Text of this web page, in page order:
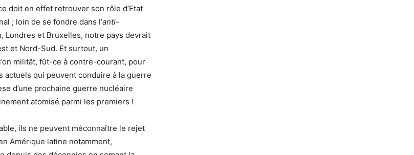
doit en effet retrouver son rôle d’Etat
; loin de se fondre dans l’anti-
Londres et Bruxelles, notre pays devrait
et Nord-Sud. Et surtout, un
militât, fût-ce à contre-courant, pour
actuels qui peuvent conduire à la guerre
d’une prochaine guerre nucléaire
atomisé parmi les premiers !
ils ne peuvent méconnaître le rejet
Amérique latine notamment,